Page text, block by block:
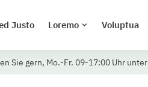
Justo Loremo Voluptua
Sie gern, Mo.-Fr. 09-17:00 Uhr unter